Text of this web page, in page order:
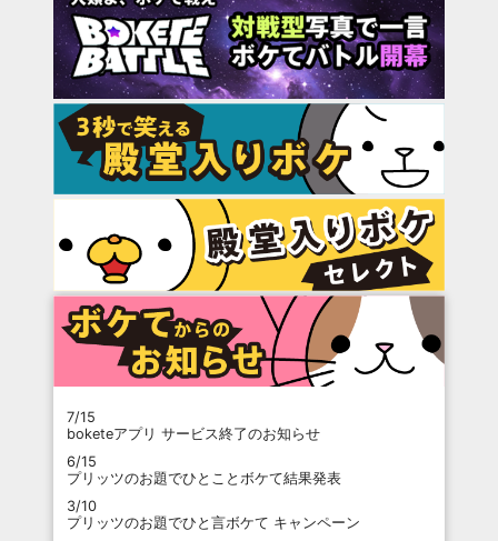
7/15
boketeアプリ サービス終了のお知らせ
6/15
プリッツのお題でひとことボケて結果発表
3/10
プリッツのお題でひと言ボケて キャンペーン